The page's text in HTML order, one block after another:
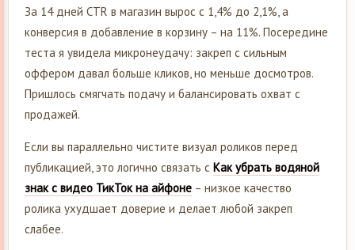
За 14 дней CTR в магазин вырос с 1,4% до 2,1%, а
конверсия в добавление в корзину – на 11%. Посередине
теста я увидела микронеудачу: закреп с сильным
оффером давал больше кликов, но меньше досмотров.
Пришлось смягчать подачу и балансировать охват с
продажей.
Если вы параллельно чистите визуал роликов перед
публикацией, это логично связать с Как убрать водяной
знак с видео ТикТок на айфоне – низкое качество
ролика ухудшает доверие и делает любой закреп
слабее.